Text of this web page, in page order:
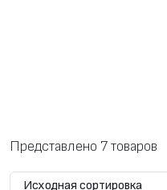
Форма запроса
*Сообщение
Представлено 7 товаров